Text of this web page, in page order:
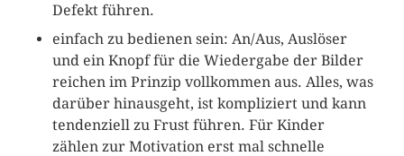
Defekt führen.
einfach zu bedienen sein: An/Aus, Auslöser
und ein Knopf für die Wiedergabe der Bilder
reichen im Prinzip vollkommen aus. Alles, was
darüber hinausgeht, ist kompliziert und kann
tendenziell zu Frust führen. Für Kinder
zählen zur Motivation erst mal schnelle